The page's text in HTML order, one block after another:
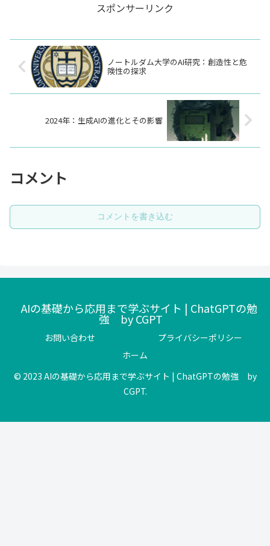
スポンサーリンク
ノートルダム大学のAI研究：創造性と危
険性の探求
2024年：生成AIの進化とその影響
コメント
コメントを書き込む
AIの基礎から応用まで学ぶサイト | ChatGPTの勉
強 by CGPT
お問い合わせ
プライバシーポリシー
ホーム
© 2023 AIの基礎から応用まで学ぶサイト | ChatGPTの勉強 by
CGPT.